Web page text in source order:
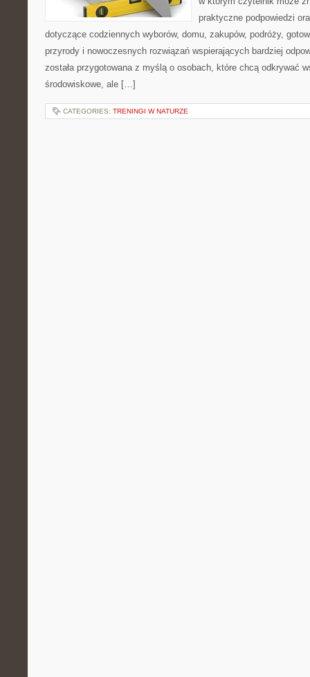
praktyczne podpowiedzi
dotyczące codziennych wyborów, domu, zakupów, podróży,
przyrody i nowoczesnych rozwiązań wspierających bardziej
została przygotowana z myślą o osobach, które chcą odkrywać
środowiskowe, ale […]
CATEGORIES: TRENINGI W NATURZE